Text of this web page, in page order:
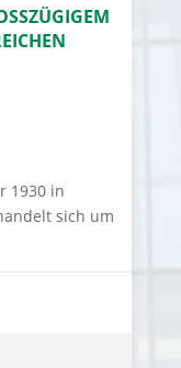
1930 in
sich um